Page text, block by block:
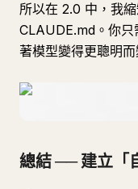
所以在 2.0 中，我
CLAUDE.md。你只
著模型變得更聰明而
總結 ── 建立「